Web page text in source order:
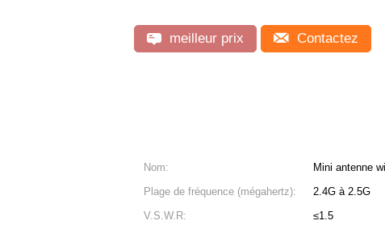
meilleur prix Contactez
Nom:
Mini antenne
Plage de fréquence (mégahertz):
2.4G à 2.5G
V.S.W.R:
≤1.5